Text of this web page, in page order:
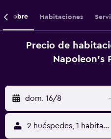
Sobre Habitaciones
Precio de
Napoleon's
dom. 16/8 -
2 huéspedes, 1